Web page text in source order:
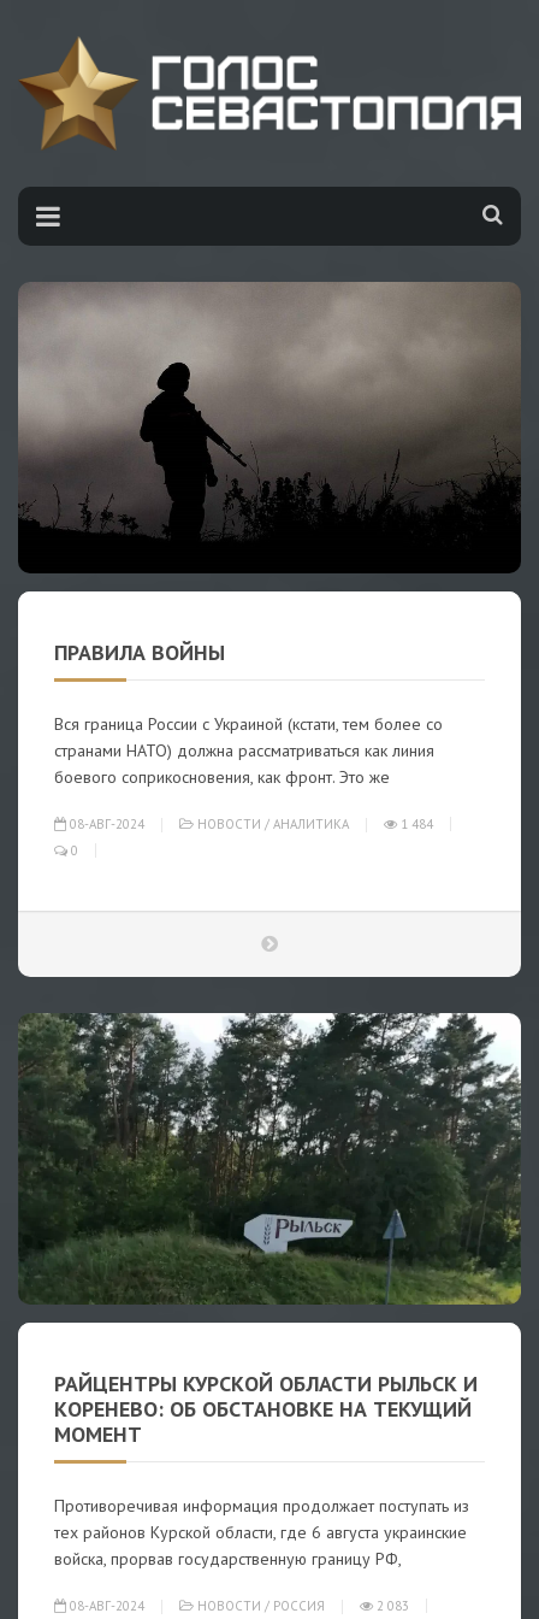
ПРАВИЛА ВОЙНЫ
Вся граница России с Украиной (кстати, тем более со
странами НАТО) должна рассматриваться как линия
боевого соприкосновения, как фронт. Это же
08-АВГ-2024 НОВОСТИ / АНАЛИТИКА
1 484
0
РАЙЦЕНТРЫ КУРСКОЙ ОБЛАСТИ РЫЛЬСК И
КОРЕНЕВО: ОБ ОБСТАНОВКЕ НА ТЕКУЩИЙ
МОМЕНТ
Противоречивая информация продолжает поступать из
тех районов Курской области, где 6 августа украинские
войска, прорвав государственную границу РФ,
08-АВГ-2024 НОВОСТИ / РОССИЯ 2 083